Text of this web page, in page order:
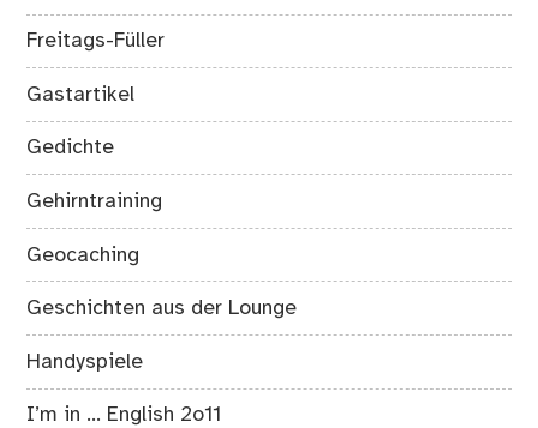
Freitags-Füller
Gastartikel
Gedichte
Gehirntraining
Geocaching
Geschichten aus der Lounge
Handyspiele
I’m in … English 2o11